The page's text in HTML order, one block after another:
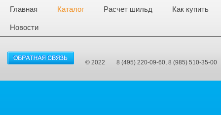
Главная Каталог Расчет шильд Как купить
Новости
© 2022 8 (495) 220-09-60, 8 (985) 510-35-